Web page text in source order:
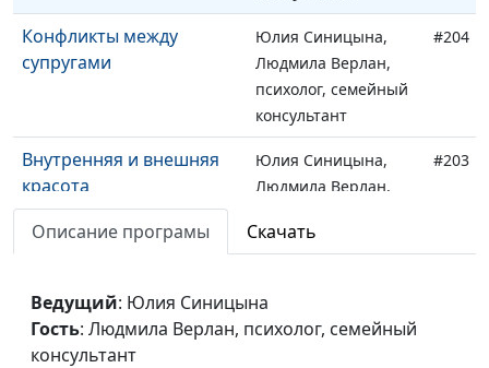
Конфликты между
супругами
Юлия Синицына,
Людмила Верлан,
психолог, семейный
консультант
#204
Внутренняя и внешняя
красота
Юлия Синицына,
Людмила Верлан,
консультант
#203
мнение детей
Людмила Верлан,
психолог, семейный
Описание програмы Скачать
Ведущий: Юлия Синицына
Гость: Людмила Верлан, психолог, семейный
консультант